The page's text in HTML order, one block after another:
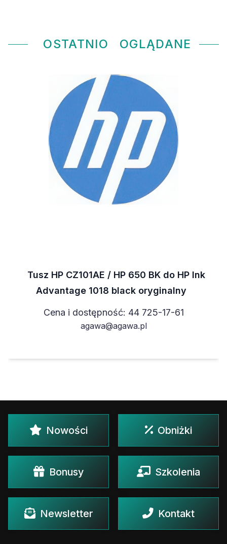
OSTATNIO OGLĄDANE
Tusz HP CZ101AE / HP 650 BK do HP Ink
Advantage 1018 black oryginalny
Cena i dostępność: 44 725-17-61
agawa@agawa.pl
Nowości Obniżki
Bonusy Szkolenia
Newsletter Kontakt